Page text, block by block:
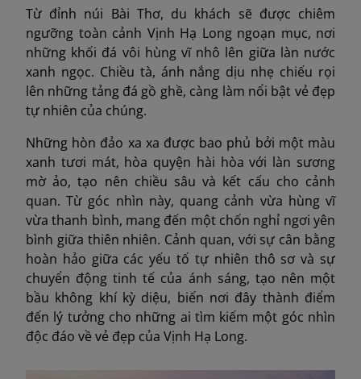
Từ đỉnh núi Bài Thơ, du khách sẽ được chiêm
ngưỡng toàn cảnh Vịnh Hạ Long ngoạn mục, nơi
những khối đá vôi hùng vĩ nhô lên giữa làn nước
xanh ngọc. Chiều tà, ánh nắng dịu nhẹ chiếu rọi
lên những tảng đá gồ ghề, càng làm nổi bật vẻ đẹp
tự nhiên của chúng.
Những hòn đảo xa xa được bao phủ bởi một màu
xanh tươi mát, hòa quyện hài hòa với làn sương
mờ ảo, tạo nên chiều sâu và kết cấu cho cảnh
quan. Từ góc nhìn này, quang cảnh vừa hùng vĩ
vừa thanh bình, mang đến một chốn nghỉ ngơi yên
bình giữa thiên nhiên. Cảnh quan, với sự cân bằng
hoàn hảo giữa các yếu tố tự nhiên thô sơ và sự
chuyển động tinh tế của ánh sáng, tạo nên một
bầu không khí kỳ diệu, biến nơi đây thành điểm
đến lý tưởng cho những ai tìm kiếm một góc nhìn
độc đáo về vẻ đẹp của Vịnh Hạ Long.